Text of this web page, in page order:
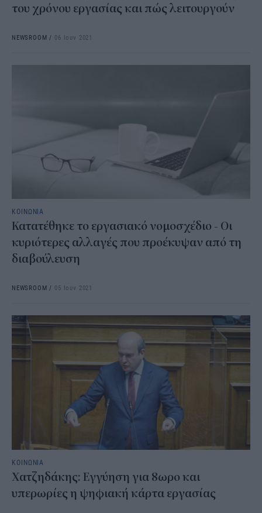
του χρόνου εργασίας και πώς λειτουργούν
NEWSROOM / 06 Ιουν 2021
ΚΟΙΝΩΝΙΑ
Κατατέθηκε το εργασιακό νομοσχέδιο - Οι
κυριότερες αλλαγές που προέκυψαν από τη
διαβούλευση
NEWSROOM / 05 Ιουν 2021
ΚΟΙΝΩΝΙΑ
Χατζηδάκης: Εγγύηση για 8ωρο και
υπερωρίες η ψηφιακή κάρτα εργασίας